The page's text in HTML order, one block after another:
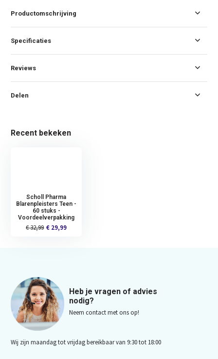
Productomschrijving
Specificaties
Reviews
Delen
Recent bekeken
Scholl Pharma
Blarenpleisters Teen -
60 stuks -
Voordeelverpakking
€ 32,99 € 29,99
Heb je vragen of advies
nodig?
Neem contact met ons op!
Wij zijn maandag tot vrijdag bereikbaar van 9:30 tot 18:00